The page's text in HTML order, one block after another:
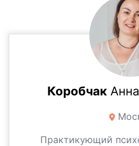
Коробчак
Практикующий